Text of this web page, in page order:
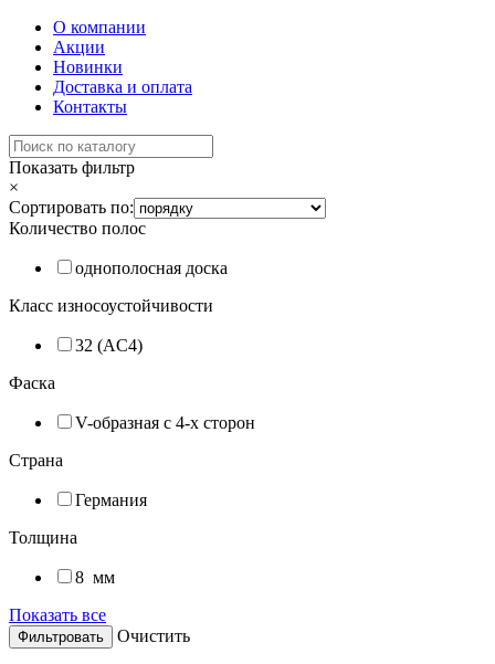
О компании
Акции
Новинки
Доставка и оплата
Контакты
Показать фильтр
×
Сортировать по:
Количество полос
однополосная доска
Класс износоустойчивости
32 (AC4)
Фаска
V-образная с 4-x сторон
Страна
Германия
Толщина
8 мм
Показать все
Очистить